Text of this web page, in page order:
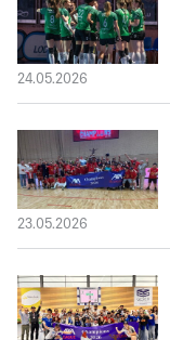
24.05.2026
23.05.2026